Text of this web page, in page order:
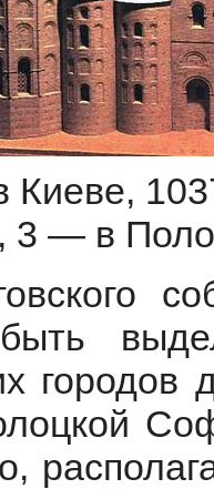
Киеве,
3 — в
городов